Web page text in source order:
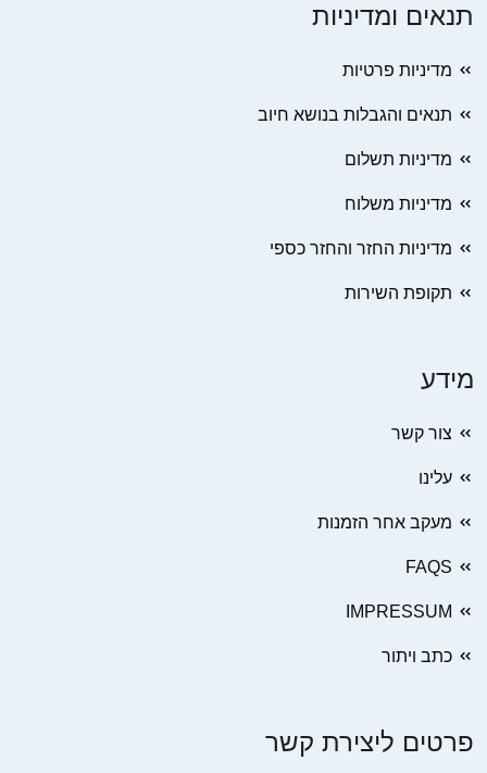
תנאים ומדיניות
מדיניות פרטיות
תנאים והגבלות בנושא חיוב
מדיניות תשלום
מדיניות משלוח
מדיניות החזר והחזר כספי
תקופת השירות
מידע
צור קשר
עלינו
מעקב אחר הזמנות
FAQS
IMPRESSUM
כתב ויתור
פרטים ליצירת קשר